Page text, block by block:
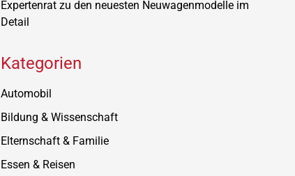
Expertenrat zu den neuesten Neuwagenmodelle im
Detail
Kategorien
Automobil
Bildung & Wissenschaft
Elternschaft & Familie
Essen & Reisen